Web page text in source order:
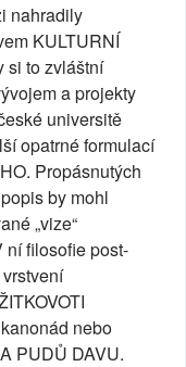
nahradily
KULTURNÍ
si to zvláštní
a projekty
universitě
opatrné formulací
Propásnutých
by mohl
„vize“
ní filosofie post-
nebo
PUDŮ DAVU.